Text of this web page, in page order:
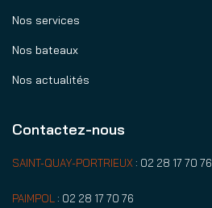
Nos services
Nos bateaux
Nos actualités
Contactez-nous
SAINT-QUAY-PORTRIEUX : 02 28 17 70 76
PAIMPOL : 02 28 17 70 76